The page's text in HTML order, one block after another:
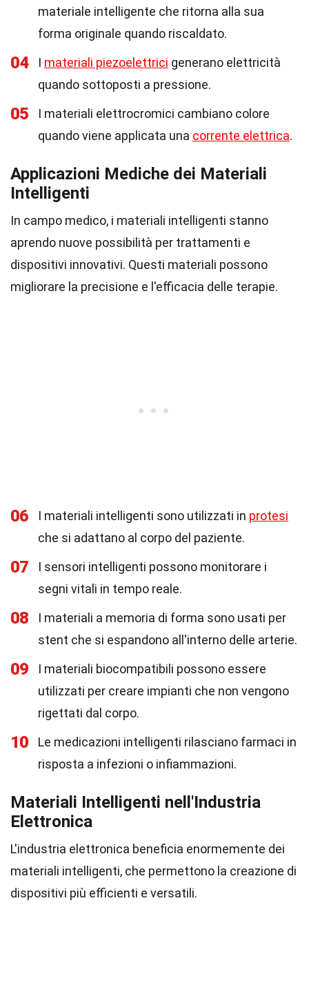
materiale intelligente che ritorna alla sua
forma originale quando riscaldato.
04 I materiali piezoelettrici generano elettricità
quando sottoposti a pressione.
05
I materiali elettrocromici cambiano colore
quando viene applicata una corrente elettrica.
Applicazioni Mediche dei Materiali
Intelligenti
In campo medico, i materiali intelligenti stanno
aprendo nuove possibilità per trattamenti e
dispositivi innovativi. Questi materiali possono
migliorare la precisione e l'efficacia delle terapie.
06 I materiali intelligenti sono utilizzati in protesi
che si adattano al corpo del paziente.
07
I sensori intelligenti possono monitorare i
segni vitali in tempo reale.
08
I materiali a memoria di forma sono usati per
stent che si espandono all'interno delle arterie.
09
I materiali biocompatibili possono essere
utilizzati per creare impianti che non vengono
rigettati dal corpo.
10
Le medicazioni intelligenti rilasciano farmaci in
risposta a infezioni o infiammazioni.
Materiali Intelligenti nell'Industria
Elettronica
L'industria elettronica beneficia enormemente dei
materiali intelligenti, che permettono la creazione di
dispositivi più efficienti e versatili.